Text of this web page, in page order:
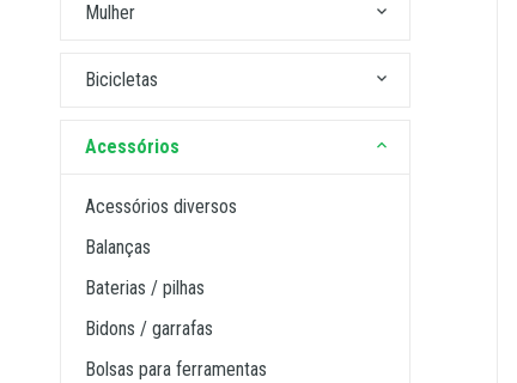
mulher
bicicletas
acessórios
acessórios diversos
balanças
baterias / pilhas
bidons / garrafas
bolsas para ferramentas